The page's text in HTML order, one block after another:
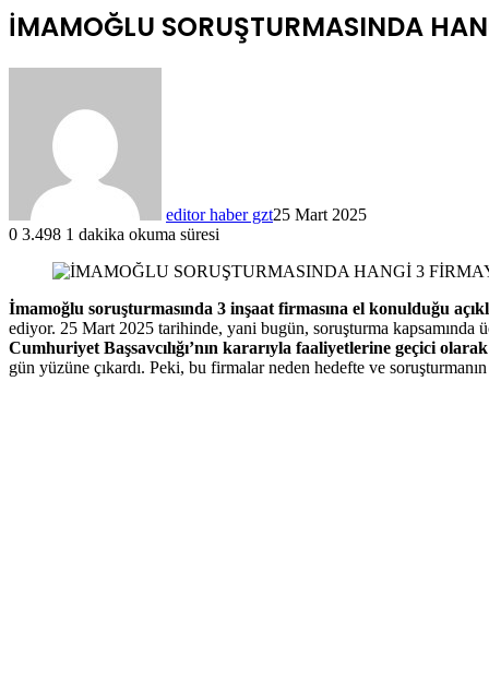
İMAMOĞLU SORUŞTURMASINDA
editor haber gzt25 Mart 2025
0 3.498 1 dakika okuma süresi
İmamoğlu soruşturmasında 3 inşaat firmasına el konulduğu
ediyor. 25 Mart 2025 tarihinde, yani bugün, soruşturma kapsamında
Cumhuriyet Başsavcılığı’nın kararıyla faaliyetlerine geçici olarak
gün yüzüne çıkardı. Peki, bu firmalarneden hedefte ve soruşturmanın